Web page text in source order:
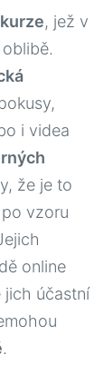
, jež v
i videa
že je to
vzoru
online
jich účastní
.